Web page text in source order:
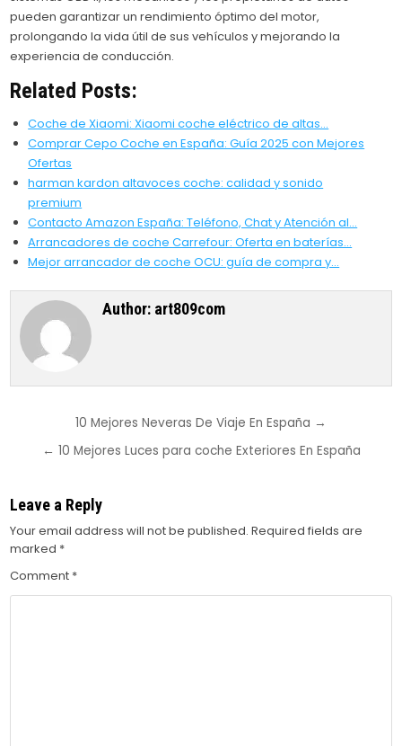
pueden garantizar un rendimiento óptimo del motor,
prolongando la vida útil de sus vehículos y mejorando la
experiencia de conducción.
Related Posts:
Coche de Xiaomi: Xiaomi coche eléctrico de altas…
Comprar Cepo Coche en España: Guía 2025 con Mejores
Ofertas
harman kardon altavoces coche: calidad y sonido
premium
Contacto Amazon España: Teléfono, Chat y Atención al…
Arrancadores de coche Carrefour: Oferta en baterías…
Mejor arrancador de coche OCU: guía de compra y…
Author: art809com
navigation
10 Mejores Neveras De Viaje En España →
← 10 Mejores Luces para coche Exteriores En España
Leave a Reply
Your email address will not be published. Required fields are
marked *
Comment *